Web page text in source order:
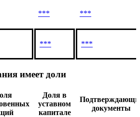
*** ***
*** ***
имеет доли
Доля в
уставном
капитале
документы